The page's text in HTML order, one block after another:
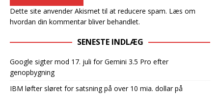
Dette site anvender Akismet til at reducere spam. Læs om
hvordan din kommentar bliver behandlet.
SENESTE INDLÆG
Google sigter mod 17. juli for Gemini 3.5 Pro efter
genopbygning
IBM løfter sløret for satsning på over 10 mia. dollar på